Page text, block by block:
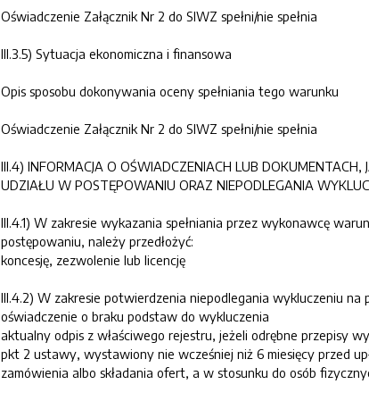
Oświadczenie Załącznik Nr 2 do SIWZ spełni/nie spełnia
III.3.5) Sytuacja ekonomiczna i finansowa
Opis sposobu dokonywania oceny spełniania tego warunku
Oświadczenie Załącznik Nr 2 do SIWZ spełni/nie spełnia
III.4) INFORMACJA O OŚWIADCZENIACH LUB
UDZIAŁU W POSTĘPOWANIU ORAZ NIEPODLEGANIA
III.4.1) W zakresie wykazania spełniania przez wykonawcę
postępowaniu, należy przedłożyć:
koncesję, zezwolenie lub licencję
III.4.2) W zakresie potwierdzenia niepodlegania wykluczeniu
oświadczenie o braku podstaw do wykluczenia
aktualny odpis z właściwego rejestru, jeżeli odrębne przepisy
pkt 2 ustawy, wystawiony nie wcześniej niż 6 miesięcy przed
zamówienia albo składania ofert, a w stosunku do osób